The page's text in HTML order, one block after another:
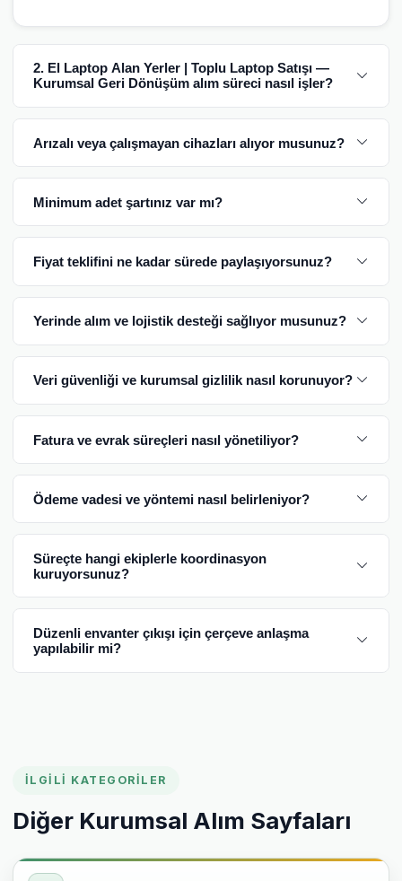
2. El Laptop Alan Yerler | Toplu Laptop Satışı —
Kurumsal Geri Dönüşüm alım süreci nasıl işler?
Arızalı veya çalışmayan cihazları alıyor musunuz?
Minimum adet şartınız var mı?
Fiyat teklifini ne kadar sürede paylaşıyorsunuz?
Yerinde alım ve lojistik desteği sağlıyor musunuz?
Veri güvenliği ve kurumsal gizlilik nasıl korunuyor?
Fatura ve evrak süreçleri nasıl yönetiliyor?
Ödeme vadesi ve yöntemi nasıl belirleniyor?
Süreçte hangi ekiplerle koordinasyon
kuruyorsunuz?
Düzenli envanter çıkışı için çerçeve anlaşma
yapılabilir mi?
İLGILI KATEGORILER
Diğer Kurumsal Alım Sayfaları